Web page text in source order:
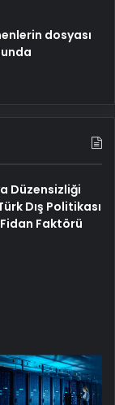
dosyası
Düzensizliği
Dış Politikası
Faktörü